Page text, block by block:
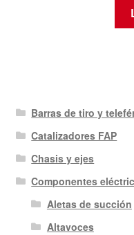
Barras de tiro y
Catalizadores FAP
Chasis y ejes
Componentes
Aletas de succión
Altavoces